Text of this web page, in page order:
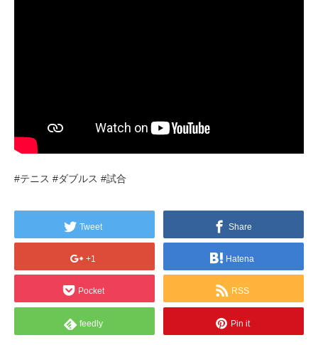
#テニス #ダブルス #試合
Tweet Share
+1 Hatena
Pocket RSS
feedly Pin it